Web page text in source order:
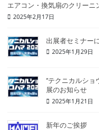
エアコン・換気扇のクリーニ
2025年2月17日
出展者セミナー
2025年1月29日
‘‘テクニカルショ
展のお知らせ
2025年1月21日
新年のご挨拶